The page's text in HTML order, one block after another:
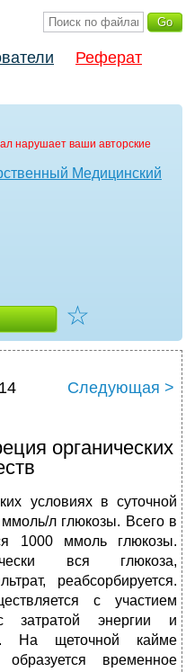
Реферат
нарушает ваши авторские
Медицинский
☆
Следующая >
органических
условиях в суточной
л глюкозы. Всего в
1000 ммоль глюкозы.
вся глюкоза,
реабсорбируется.
с участием
затратой энергии и
На щеточной кайме
временное